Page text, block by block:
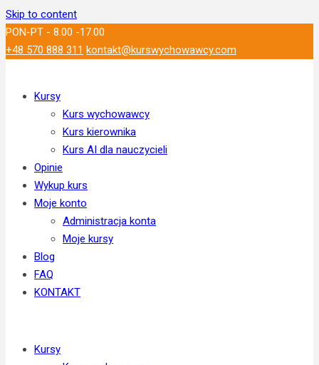
Skip to content
PON-PT - 8.00 -17.00
+48 570 888 311 kontakt@kurswychowawcy.com
Kursy
Kurs wychowawcy
Kurs kierownika
Kurs AI dla nauczycieli
Opinie
Wykup kurs
Moje konto
Administracja konta
Moje kursy
Blog
FAQ
KONTAKT
Kursy